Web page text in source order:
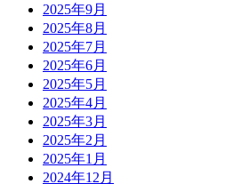
2025年9月
2025年8月
2025年7月
2025年6月
2025年5月
2025年4月
2025年3月
2025年2月
2025年1月
2024年12月